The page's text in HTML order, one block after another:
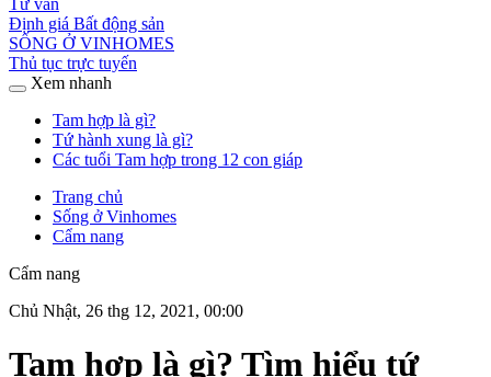
Tư vấn
Định giá Bất động sản
SỐNG Ở VINHOMES
Thủ tục trực tuyến
Xem nhanh
Tam hợp là gì?
Tứ hành xung là gì?
Các tuổi Tam hợp trong 12 con giáp
Trang chủ
Sống ở Vinhomes
Cẩm nang
Cẩm nang
Chủ Nhật, 26 thg 12, 2021, 00:00
Tam hợp là gì? Tìm hiểu tứ